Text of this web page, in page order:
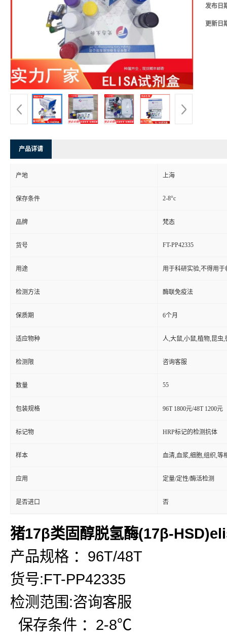
发布日
更新日
产品详请
产地 上海
保存条件 2-8°c
品牌 梵态
货号 FT-PP42335
用途 用于科研实验,不得用于
检测方法 酶联免疫法
保质期 6个月
适应物种 人,大鼠,小鼠,植物,昆虫,
检测限 咨询客服
数量 55
包装规格 96T 1800元/48T 1200元
标记物 HRP标记的检测抗体
样本 血清,血浆,细胞,组织,等
应用 定量/定性/酶活检测
是否进口 否
猪17β类固醇脱氢酶(17β-
产品规格 ：96T/48T
货号:FT-PP42335
检测范围:咨询客服
保存条件 ：2-8℃